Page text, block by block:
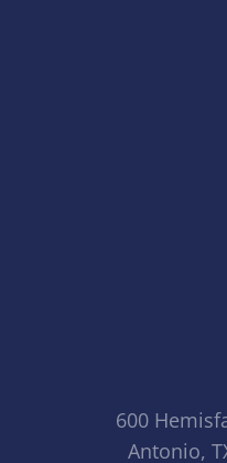
600
Antonio,